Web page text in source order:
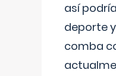
así
deporte
comba